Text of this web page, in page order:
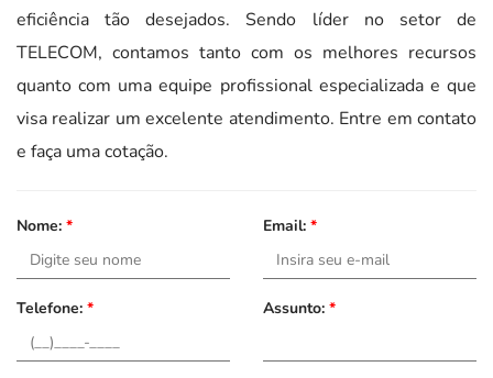
eficiência tão desejados. Sendo líder no setor de
TELECOM, contamos tanto com os melhores recursos
quanto com uma equipe profissional especializada e que
visa realizar um excelente atendimento. Entre em contato
e faça uma cotação.
Nome: * Email: *
Telefone: * Assunto: *